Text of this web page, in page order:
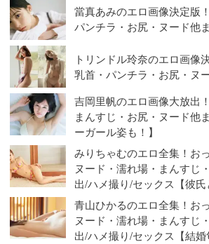
當真あみのエロ画像決定版
パンチラ・お尻・ヌード他
トリンドル玲奈のエロ画像
乳首・パンチラ・お尻・ヌ
吉岡里帆のエロ画像大放出
まんすじ・お尻・ヌード他
ーガール姿も！】
みりちゃむのエロ全集！お
ヌード・濡れ場・まんすじ
出/ハメ撮り/セックス【彼
の噂も？】
青山ひかるのエロ全集！お
ヌード・濡れ場・まんすじ
出/ハメ撮り/セックス【結婚